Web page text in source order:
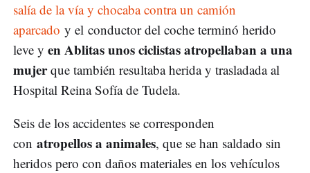
salía de la vía y chocaba contra un camión
aparcado y el conductor del coche terminó herido
leve y en Ablitas unos ciclistas atropellaban a una
mujerque también resultaba herida y trasladada al
Hospital Reina Sofía de Tudela.
Seis de los accidentes se corresponden
con atropellos a animales, que se han saldado sin
heridos pero con daños materiales en los vehículos